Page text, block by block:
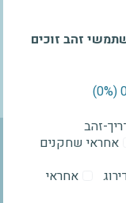
זהב זוכים
זהב
אחראי שחקנים
אחראי